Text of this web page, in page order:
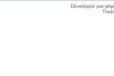
Développé par